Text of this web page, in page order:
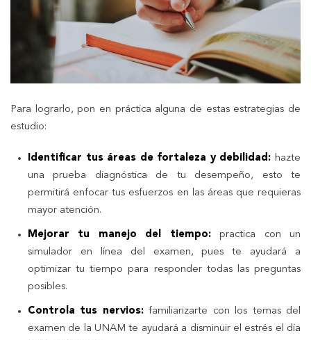
Para lograrlo, pon en práctica alguna de estas estrategias de
estudio:
Identificar tus áreas de fortaleza y debilidad: hazte
una prueba diagnóstica de tu desempeño, esto te
permitirá enfocar tus esfuerzos en las áreas que requieras
mayor atención.
Mejorar tu manejo del tiempo:practica con un
simulador en línea del examen, pues te ayudará a
optimizar tu tiempo para responder todas las preguntas
posibles.
Controla tus nervios:familiarizarte con los temas del
examen de la UNAM te ayudará a disminuir el estrés el día